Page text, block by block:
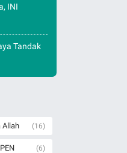
INI
Tandak
Allah (16)
(6)